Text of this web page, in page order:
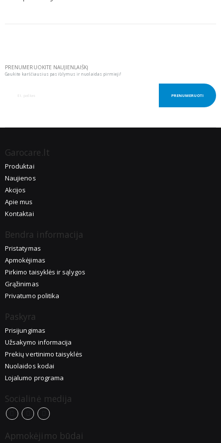
PRENUMERUOKITE NAUJIENLAIŠKĮ
Gaukite karščiausius pasiūlymus ir nuolaidas pirmieji!
PRENUMERUOTI
Garocare.lt
Produktai
Naujienos
Akcijos
Apie mus
Kontaktai
Bendra informacija
Pristatymas
Apmokėjimas
Pirkimo taisyklės ir sąlygos
Grąžinimas
Privatumo politika
Paskyra
Prisijungimas
Užsakymo informacija
Prekių vertinimo taisyklės
Nuolaidos kodai
Lojalumo programa
Socialinė medija
Apmokėjimo būdai